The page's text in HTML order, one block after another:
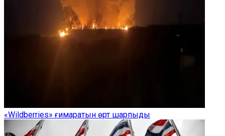
«Wildberries» ғимаратын өрт шарпыды